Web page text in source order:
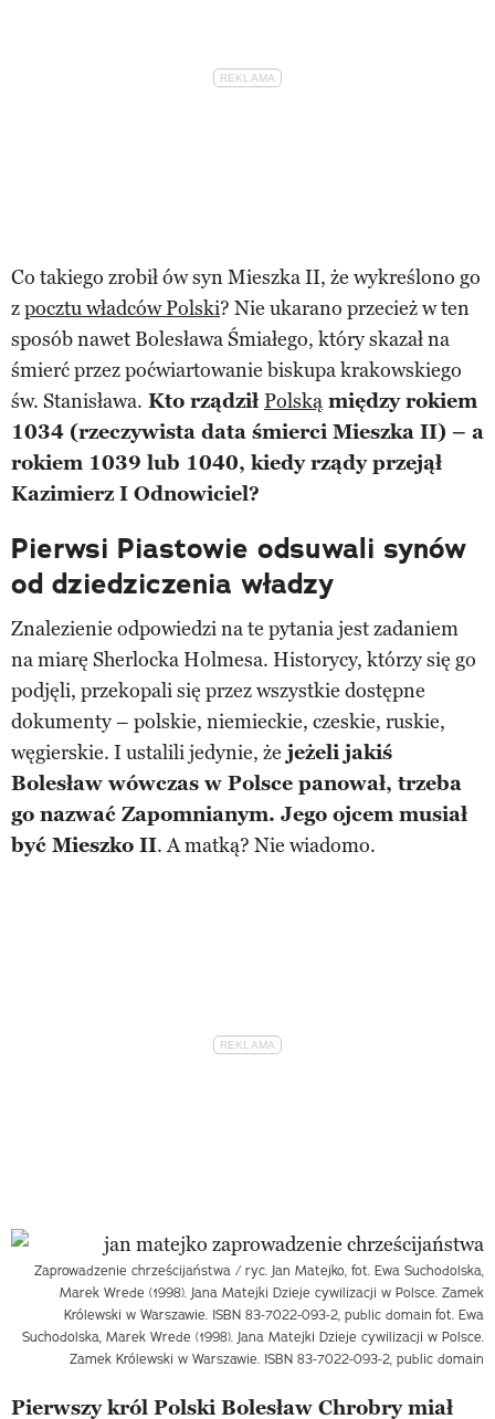
Co takiego zrobił ów syn Mieszka II, że wykreślono go
zpocztu władców Polski? Nie ukarano przecież w ten
sposób nawet Bolesława Śmiałego, który skazał na
śmierć przez poćwiartowanie biskupa krakowskiego
św. Stanisława. Kto rządził Polską między rokiem
1034 (rzeczywista data śmierci Mieszka II) – a
rokiem 1039 lub 1040, kiedy rządy przejął
Kazimierz I Odnowiciel?
Pierwsi Piastowie odsuwali synów
od dziedziczenia władzy
Znalezienie odpowiedzi na te pytania jest zadaniem
na miarę Sherlocka Holmesa. Historycy, którzy się go
podjęli, przekopali się przez wszystkie dostępne
dokumenty – polskie, niemieckie, czeskie, ruskie,
węgierskie. I ustalili jedynie, że jeżeli jakiś
Bolesław wówczas w Polsce panował, trzeba
go nazwać Zapomnianym. Jego ojcem musiał
być Mieszko II. A matką? Nie wiadomo.
Zaprowadzenie chrześcijaństwa / ryc. Jan Matejko, fot. Ewa Suchodolska,
Marek Wrede (1998). Jana Matejki Dzieje cywilizacji w Polsce. Zamek
Królewski w Warszawie. ISBN 83-7022-093-2, public domain fot. Ewa
Suchodolska, Marek Wrede (1998). Jana Matejki Dzieje cywilizacji w Polsce.
Zamek Królewski w Warszawie. ISBN 83-7022-093-2, public domain
Pierwszy król Polski Bolesław Chrobry miał